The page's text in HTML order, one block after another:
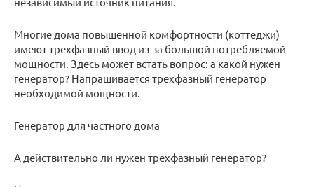
Многие дома повышенной комфортности (коттеджи)
имеют трехфазный ввод из-за большой потребляемой
мощности. Здесь может встать вопрос: а какой нужен
генератор? Напрашивается трехфазный генератор
необходимой мощности.
Генератор для частного дома
А действительно ли нужен трехфазный генератор?